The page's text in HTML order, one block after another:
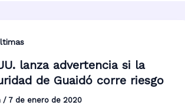
lanza advertencia si la
de Guaidó corre riesgo
/ 7 de enero de 2020